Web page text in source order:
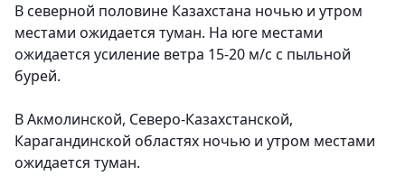
В северной половине Казахстана ночью и утром
местами ожидается туман. На юге местами
ожидается усиление ветра 15-20 м/с с пыльной
бурей.
В Акмолинской, Северо-Казахстанской,
Карагандинской областях ночью и утром местами
ожидается туман.